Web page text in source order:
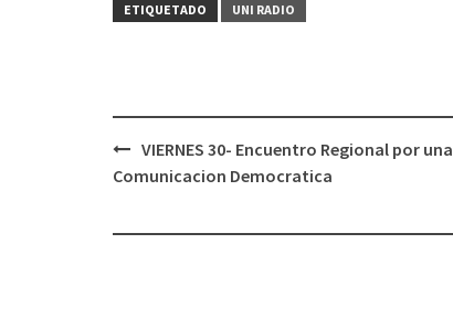
ETIQUETADO
UNI RADIO
Navegación
VIERNES 30- Encuentro Regional por una
Comunicacion Democratica